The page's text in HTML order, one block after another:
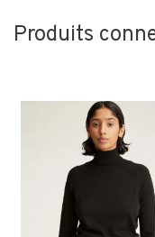
Produits